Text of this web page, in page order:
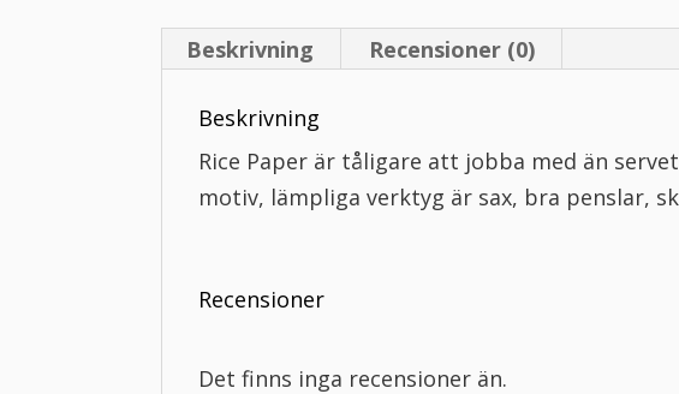
Beskrivning Recensioner (0)
Beskrivning
Rice Paper är tåligare att jobba med än
motiv, lämpliga verktyg är sax, bra penslar,
Recensioner
Det finns inga recensioner än.